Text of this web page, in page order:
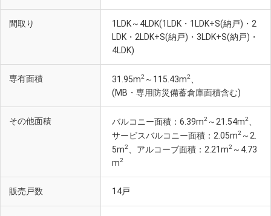
間取り
1LDK～4LDK(1LDK・1LDK+S(納戸)・2
LDK・2LDK+S(納戸)・3LDK+S(納戸)・
4LDK)
専有面積 31.95m2 ～115.43m2
(MB・専用防災備蓄倉庫面積含む)
その他面積 バルコニー面積：6.39m2 ～21.54m2
サービスバルコニー面積：2.05m2 ～2.
5m2 、アルコーブ面積：2.21m2 ～4.73
m2
販売戸数 14戸